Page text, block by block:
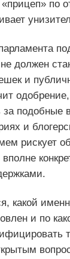
«прицеп» по
должен
и
за подобные
и
рискует
какой
и по